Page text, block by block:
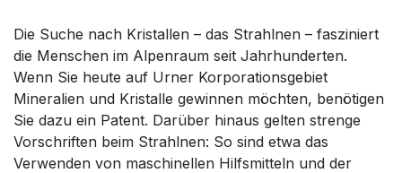
Die Suche nach Kristallen – das Strahlnen – fasziniert
die Menschen im Alpenraum seit Jahrhunderten.
Wenn Sie heute auf Urner Korporationsgebiet
Mineralien und Kristalle gewinnen möchten, benötigen
Sie dazu ein Patent. Darüber hinaus gelten strenge
Vorschriften beim Strahlnen: So sind etwa das
Verwenden von maschinellen Hilfsmitteln und der